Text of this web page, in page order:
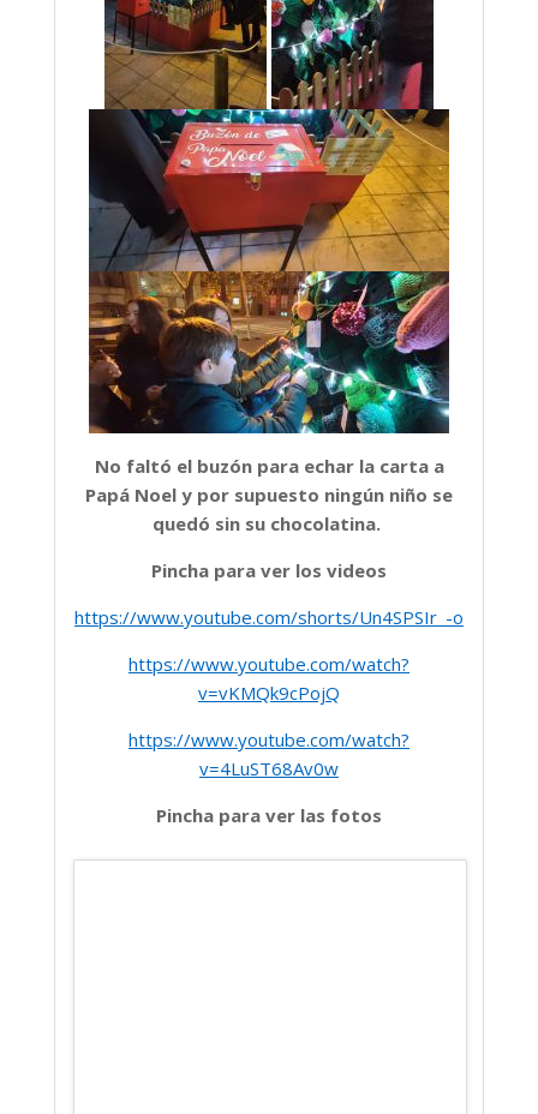
No faltó el buzón para echar la carta a
Papá Noel y por supuesto ningún niño se
quedó sin su chocolatina.
Pincha para ver los videos
https://www.youtube.com/shorts/Un4SPSIr_-o
https://www.youtube.com/watch?
v=vKMQk9cPojQ
https://www.youtube.com/watch?
v=4LuST68Av0w
Pincha para ver las fotos